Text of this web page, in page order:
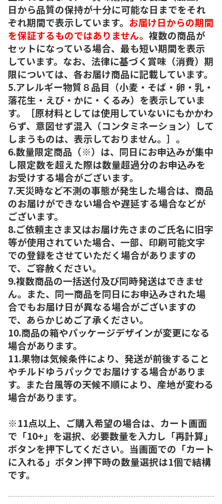
日から品質の保持が十分に可能な日までをそれ
ぞれ期間で表示しています。 お届け日からの期間
を保証するものではありません。 複数の商品が
セットになっている場合、最も短い期間を表示
しています。なお、法律に基づく賞味（消費）期
限については、各お届け商品に記載しています。
5.アレルギー物質８品目（小麦・そば・卵・乳・
落花生・えび・かに・くるみ）を表示していま
す。［原材料としては使用していないにもかかわ
らず、意図せず混入（コンタミネーション）して
しまうものは、表示しておりません。］。
6.数量限定商品（※）は、同日にお申込みが集中
し限定数を超えた際は数量超過分のお申込みを
お受けする場合がございます。
7.天災時など不測の事態が発生した場合は、商品
のお届けができない場合や遅延する場合などが
ございます。
8.ご依頼主さま又はお届け先さまのご氏名に旧字
等が使用されていた場合、一部、印刷可能文字
での登録をさせていただく場合がありますの
で、ご容赦ください。
9.複数商品の一括送付及び同時発送はできませ
ん。また、同一商品を同日にお申込みされた場
合でもお届け日が異なる場合がございますの
で、あらかじめご了承ください。
10.商品の箱やパッケージデザインが変更になる
場合があります。
11.果物は気候条件により、発送が前後すること
やチルドゆうパックでお届けする場合がありま
す。また台風等の天候不順により、産地が変わる
場合があります。
※11点以上、ご購入希望の場合は、カート画面
で「10+」を選択、必要数量を入力し「再計算」
ボタンを押下してください。当画面での「カート
に入れる」ボタン押下時の数量選択は1個で結構
です。